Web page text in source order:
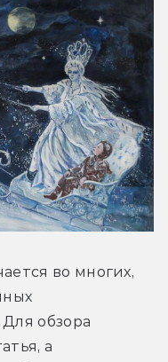
во многих,
обзора
а